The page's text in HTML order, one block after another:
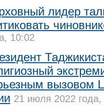
лидер
10:02
вызовом
21 июля 2022 года,